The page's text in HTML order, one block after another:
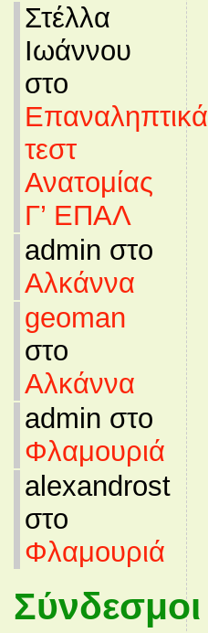
Στέλλα
Ιωάννου
στο
Επαναληπτικά
τεστ
Ανατομίας
Γ’ ΕΠΑΛ
admin στο
Αλκάννα
geoman
στο
Αλκάννα
admin στο
Φλαμουριά
alexandrost
στο
Φλαμουριά
Σύνδεσμοι